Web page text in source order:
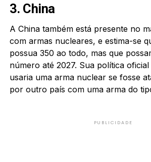
3. China
A China também está presente no
com armas nucleares, e estima-se
possua 350 ao todo, mas que
número até 2027. Sua política oficial
usaria uma arma nuclear se fosse
por outro país com uma arma do
PUBLICIDADE